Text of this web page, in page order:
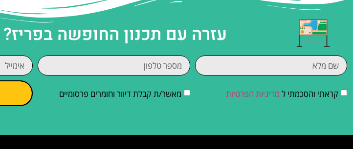
עזרה עם תכנון החופשה בפריז?
קראתי והסכמתי ל מדיניות הפרטיות מאשר/ת קבלת דיוור וחומרים פרסומיים